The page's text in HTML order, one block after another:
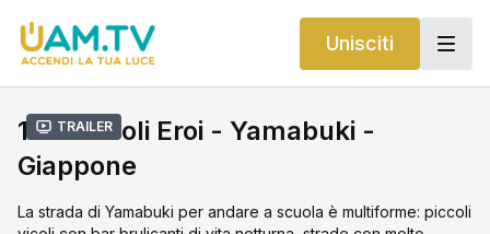
Unisciti
Trailer
199 Piccoli Eroi - Yamabuki -
Giappone
La strada di Yamabuki per andare a scuola è multiforme: piccoli